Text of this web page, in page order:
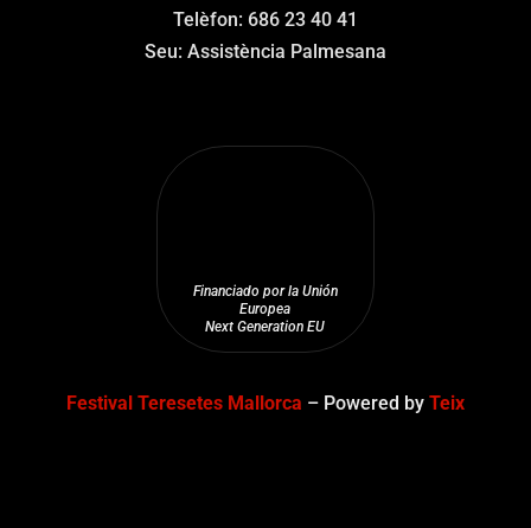
Telèfon: 686 23 40 41
Seu: Assistència Palmesana
Financiado por la Unión
Europea
Next Generation EU
Festival Teresetes Mallorca – Powered by Teix